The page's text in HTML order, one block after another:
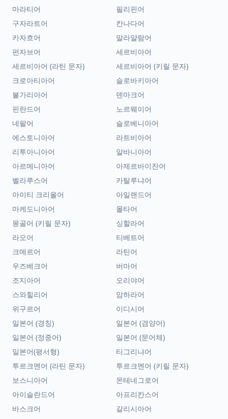
마라티어
필리핀어
구자라트어
칸나다어
카자흐어
말라얄람어
펀자브어
세르비아어
세르비아어 (라틴 문자)
세르비아어 (키릴 문자)
크로아티아어
슬로바키아어
불가리아어
덴마크어
핀란드어
노르웨이어
네팔어
슬로베니아어
에스토니아어
라트비아어
리투아니아어
알바니아어
아르메니아어
아제르바이잔어
벨라루스어
카탈루냐어
아이티 크리올어
아일랜드어
마케도니아어
몰타어
몽골어 (키릴 문자)
싱할라어
라오어
티베트어
크메르어
라틴어
우즈베크어
버마어
조지아어
오리야어
스와힐리어
암하라어
위구르어
이디시어
일본어 (경칭)
일본어 (겸양어)
일본어 (정중어)
일본어 (문어체)
일본어(평서형)
티그리냐어
투르크멘어 (라틴 문자)
투르크멘어 (키릴 문자)
보스니아어
몬테네그로어
아이슬란드어
아프리칸스어
바스크어
갈리시아어